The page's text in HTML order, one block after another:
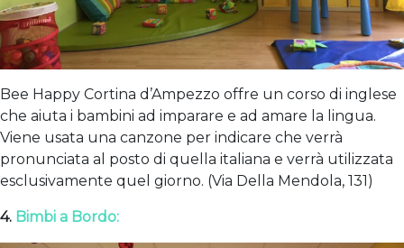
Bee Happy Cortina d’Ampezzo offre un corso di inglese
che aiuta i bambini ad imparare e ad amare la lingua.
Viene usata una canzone per indicare che verrà
pronunciata al posto di quella italiana e verrà utilizzata
esclusivamente quel giorno. (Via Della Mendola, 131)
4. Bimbi a Bordo: